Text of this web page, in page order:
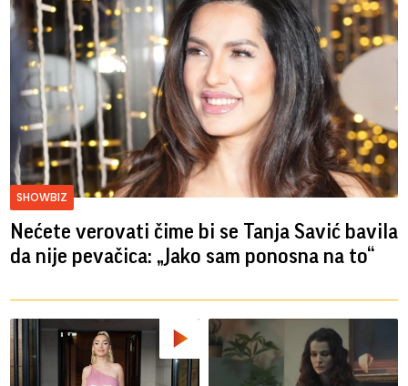
SHOWBIZ
Nećete verovati čime bi se Tanja Savić bavila
da nije pevačica: „Jako sam ponosna na to“